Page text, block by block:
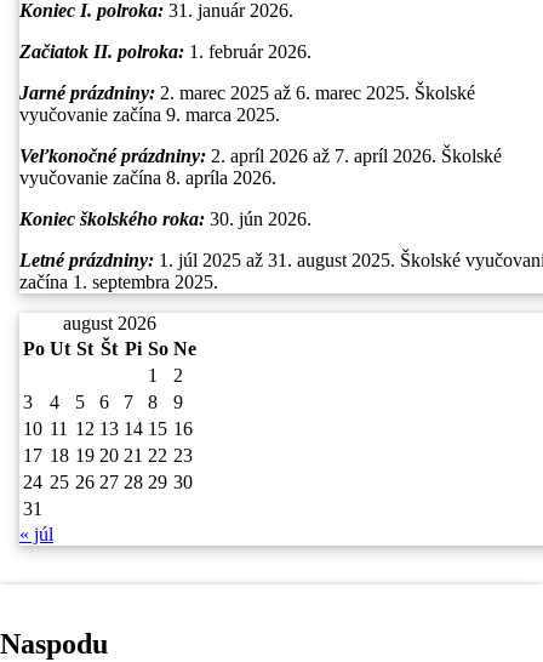
Koniec I. polroka: 31. január 2026.
Začiatok II. polroka: 1. február 2026.
Jarné prázdniny: 2. marec 2025 až 6. marec 2025. Školské
vyučovanie začína 9. marca 2025.
Veľkonočné prázdniny: 2. apríl 2026 až 7. apríl 2026. Školské
vyučovanie začína 8. apríla 2026.
Koniec školského roka: 30. jún 2026.
Letné prázdniny: 1. júl 2025 až 31. august 2025. Školské
začína 1. septembra 2025.
august 2026
Po Ut St Št Pi So Ne
1
2
3
4 5 6 7 8
9
10 11 12 13 14 15 16
17 18 19 20 21 22 23
24 25 26 27 28 29 30
31
« júl
Naspodu